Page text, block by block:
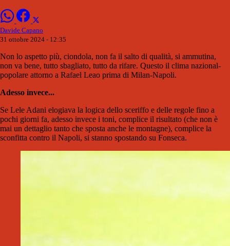
Davide Capano
31 ottobre 2024 - 12:35
Non lo aspetto più, ciondola, non fa il salto di qualità, si ammutina,
non va bene, tutto sbagliato, tutto da rifare. Questo il clima nazional-
popolare attorno a Rafael Leao prima di Milan-Napoli.
Adesso invece...
Se Lele Adani elogiava la logica dello sceriffo e delle regole fino a
pochi giorni fa, adesso invece i toni, complice il risultato (che non è
mai un dettaglio tanto che sposta anche le montagne), complice la
sconfitta contro il Napoli, si stanno spostando su Fonseca.